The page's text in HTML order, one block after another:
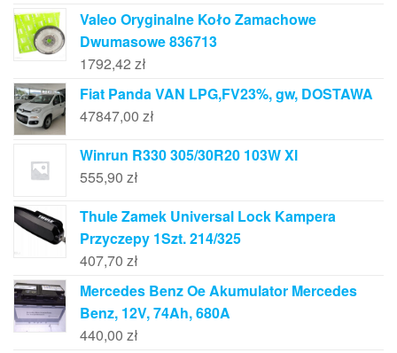
Valeo Oryginalne Koło Zamachowe
Dwumasowe 836713
1792,42 zł
Fiat Panda VAN LPG,FV23%, gw, DOSTAWA
47847,00 zł
Winrun R330 305/30R20 103W Xl
555,90 zł
Thule Zamek Universal Lock Kampera
Przyczepy 1Szt. 214/325
407,70 zł
Mercedes Benz Oe Akumulator Mercedes
Benz, 12V, 74Ah, 680A
440,00 zł